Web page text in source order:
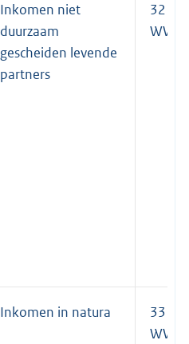
Inkomen niet
duurzaam
gescheiden levende
partners
32 lid
WWB
Inkomen in natura
33 lid
WWB